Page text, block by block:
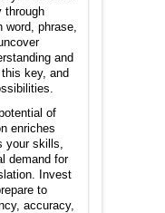
through
word, phrase,
and
key, and
of
enriches
your skills,
demand for
Invest
to
accuracy,